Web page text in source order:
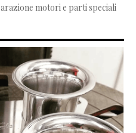
motori e parti speciali